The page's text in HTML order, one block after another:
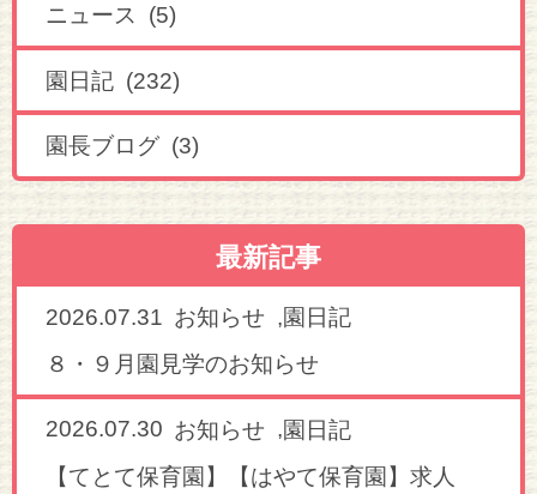
ニュース (5)
園日記 (232)
園長ブログ (3)
最新記事
2026.07.31 お知らせ ,園日記
８・９月園見学のお知らせ
2026.07.30 お知らせ ,園日記
【てとて保育園】【はやて保育園】求人